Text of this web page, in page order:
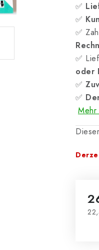
✅
✅
✅
✅
oder
✅
✅
Mehr